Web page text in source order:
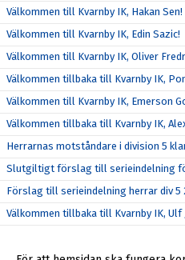
Välkommen till Kvarnby IK, Hakan Sen!
Välkommen till Kvarnby IK, Edin Sazic!
Välkommen till Kvarnby IK, Oliver
Välkommen tillbaka till Kvarnby IK,
Välkommen till Kvarnby IK, Emerson
Välkommen tillbaka till Kvarnby IK,
Herrarnas motståndare i division 5
Slutgiltigt förslag till serieindelning
Förslag till serieindelning herrar div 5
Välkommen tillbaka till Kvarnby IK, Ulf